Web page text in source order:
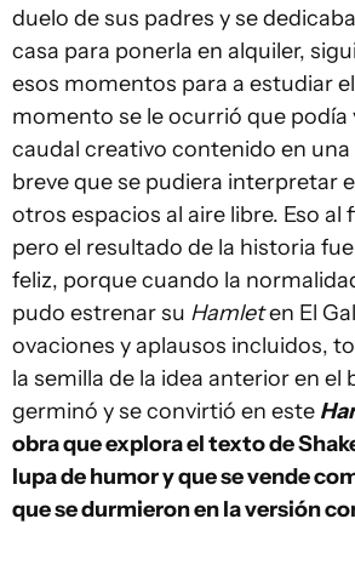
duelo de sus padres y se
casa para ponerla en alquiler,
esos momentos para a estudiar
momento se le ocurrió que podía
caudal creativo contenido en
breve que se pudiera interpretar
otros espacios al aire libre. Eso al
pero el resultado de la historia
feliz, porque cuando la
pudo estrenar su Hamleten El
ovaciones y aplausos incluidos,
la semilla de la idea anterior en el
germinó y se convirtió en este
obra que explora el texto de
lupa de humor y que se vende
que se durmieron en la versión